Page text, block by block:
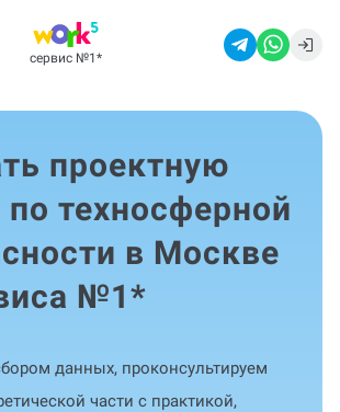
сервис №1 *
проектную
по техносферной
в Москве
№1*
данных, проконсультируем
части с практикой,